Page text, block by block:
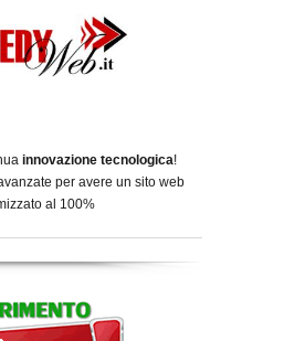
innovazione tecnologica!
per avere un sito web
al 100%